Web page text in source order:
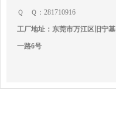
Ｑ Ｑ：281710916
工厂地址：东莞市万江区旧宁基
一路6号